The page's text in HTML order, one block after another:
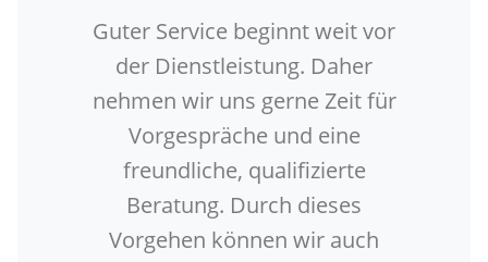
Guter Service beginnt weit vor
der Dienstleistung. Daher
nehmen wir uns gerne Zeit für
Vorgespräche und eine
freundliche, qualifizierte
Beratung. Durch dieses
Vorgehen können wir auch